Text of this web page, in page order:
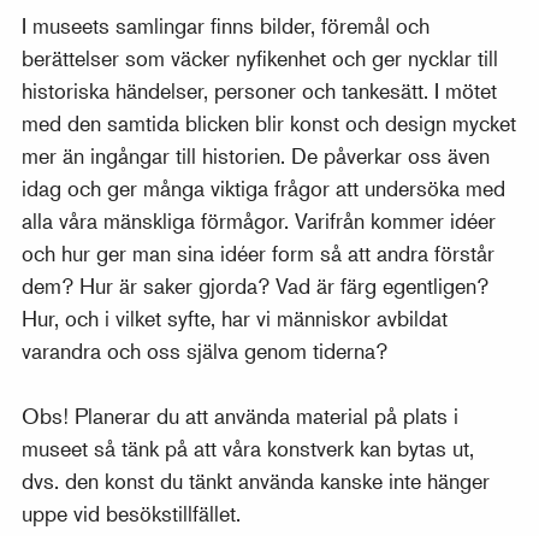
I museets samlingar finns bilder, föremål och
berättelser som väcker nyfikenhet och ger nycklar till
historiska händelser, personer och tankesätt. I mötet
med den samtida blicken blir konst och design mycket
mer än ingångar till historien. De påverkar oss även
idag och ger många viktiga frågor att undersöka med
alla våra mänskliga förmågor. Varifrån kommer idéer
och hur ger man sina idéer form så att andra förstår
dem? Hur är saker gjorda? Vad är färg egentligen?
Hur, och i vilket syfte, har vi människor avbildat
varandra och oss själva genom tiderna?
Obs! Planerar du att använda material på plats i
museet så tänk på att våra konstverk kan bytas ut,
dvs. den konst du tänkt använda kanske inte hänger
uppe vid besökstillfället.